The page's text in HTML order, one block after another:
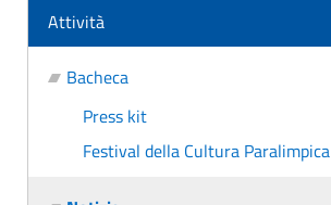
Attività
Bacheca
Press kit
Festival della Cultura Paralimpica